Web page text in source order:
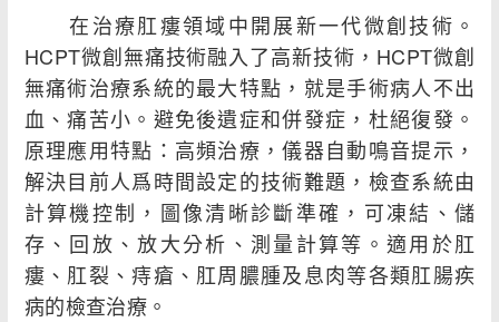
在治療肛瘻領域中開展新一代微創技術。
HCPT微創無痛技術融入了高新技術，HCPT微創
無痛術治療系統的最大特點，就是手術病人不出
血、痛苦小。避免後遺症和併發症，杜絕復發。
原理應用特點：高頻治療，儀器自動鳴音提示，
解決目前人爲時間設定的技術難題，檢查系統由
計算機控制，圖像清晰診斷準確，可凍結、儲
存、回放、放大分析、測量計算等。適用於肛
瘻、肛裂、痔瘡、肛周膿腫及息肉等各類肛腸疾
病的檢查治療。